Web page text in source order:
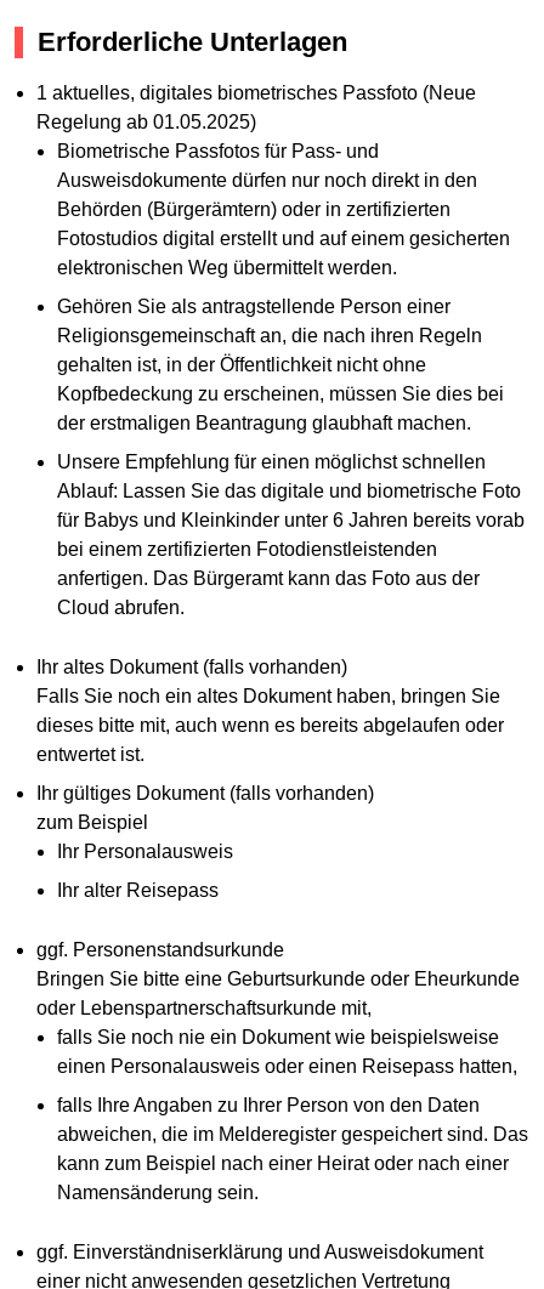
Erforderliche Unterlagen
1 aktuelles, digitales biometrisches Passfoto (Neue
Regelung ab 01.05.2025)
Biometrische Passfotos für Pass- und
Ausweisdokumente dürfen nur noch direkt in den
Behörden (Bürgerämtern) oder in zertifizierten
Fotostudios digital erstellt und auf einem gesicherten
elektronischen Weg übermittelt werden.
Gehören Sie als antragstellende Person einer
Religionsgemeinschaft an, die nach ihren Regeln
gehalten ist, in der Öffentlichkeit nicht ohne
Kopfbedeckung zu erscheinen, müssen Sie dies bei
der erstmaligen Beantragung glaubhaft machen.
Unsere Empfehlung für einen möglichst schnellen
Ablauf: Lassen Sie das digitale und biometrische Foto
für Babys und Kleinkinder unter 6 Jahren bereits vorab
bei einem zertifizierten Fotodienstleistenden
anfertigen. Das Bürgeramt kann das Foto aus der
Cloud abrufen.
Ihr altes Dokument (falls vorhanden)
Falls Sie noch ein altes Dokument haben, bringen Sie
dieses bitte mit, auch wenn es bereits abgelaufen oder
entwertet ist.
Ihr gültiges Dokument (falls vorhanden)
zum Beispiel
Ihr Personalausweis
Ihr alter Reisepass
ggf. Personenstandsurkunde
Bringen Sie bitte eine Geburtsurkunde oder Eheurkunde
oder Lebenspartnerschaftsurkunde mit,
falls Sie noch nie ein Dokument wie beispielsweise
einen Personalausweis oder einen Reisepass hatten,
falls Ihre Angaben zu Ihrer Person von den Daten
abweichen, die im Melderegister gespeichert sind. Das
kann zum Beispiel nach einer Heirat oder nach einer
Namensänderung sein.
ggf. Einverständniserklärung und Ausweisdokument
einer nicht anwesenden gesetzlichen Vertretung